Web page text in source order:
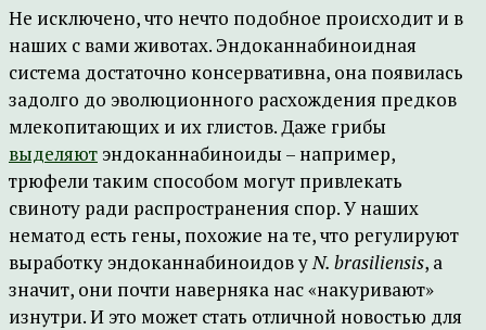
Не исключено, что нечто подобное происходит и в
наших с вами животах. Эндоканнабиноидная
система достаточно консервативна, она появилась
задолго до эволюционного расхождения предков
млекопитающих и их глистов. Даже грибы
выделяют эндоканнабиноиды – например,
трюфели таким способом могут привлекать
свиноту ради распространения спор. У наших
нематод есть гены, похожие на те, что регулируют
выработку эндоканнабиноидов уN. brasiliensis, а
значит, они почти наверняка нас «накуривают»
изнутри. И это может стать отличной новостью для